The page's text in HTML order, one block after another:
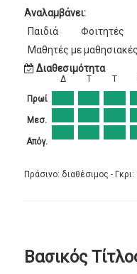
Αναλαμβάνει:
Παιδιά
Φοιτητές
Μαθητές με
Διαθεσιμότητα
Πρωί
Μεσ.
Απόγ.
Δ Τ Τ
Πράσινο: διαθέσιμος -
Βασικός